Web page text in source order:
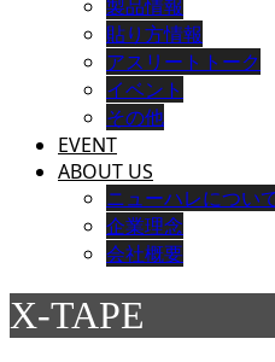
製品情報
貼り方情報
アスリートトーク
イベント
その他
EVENT
ABOUT US
ニューハレについ
企業理念
会社概要
X-TAPE